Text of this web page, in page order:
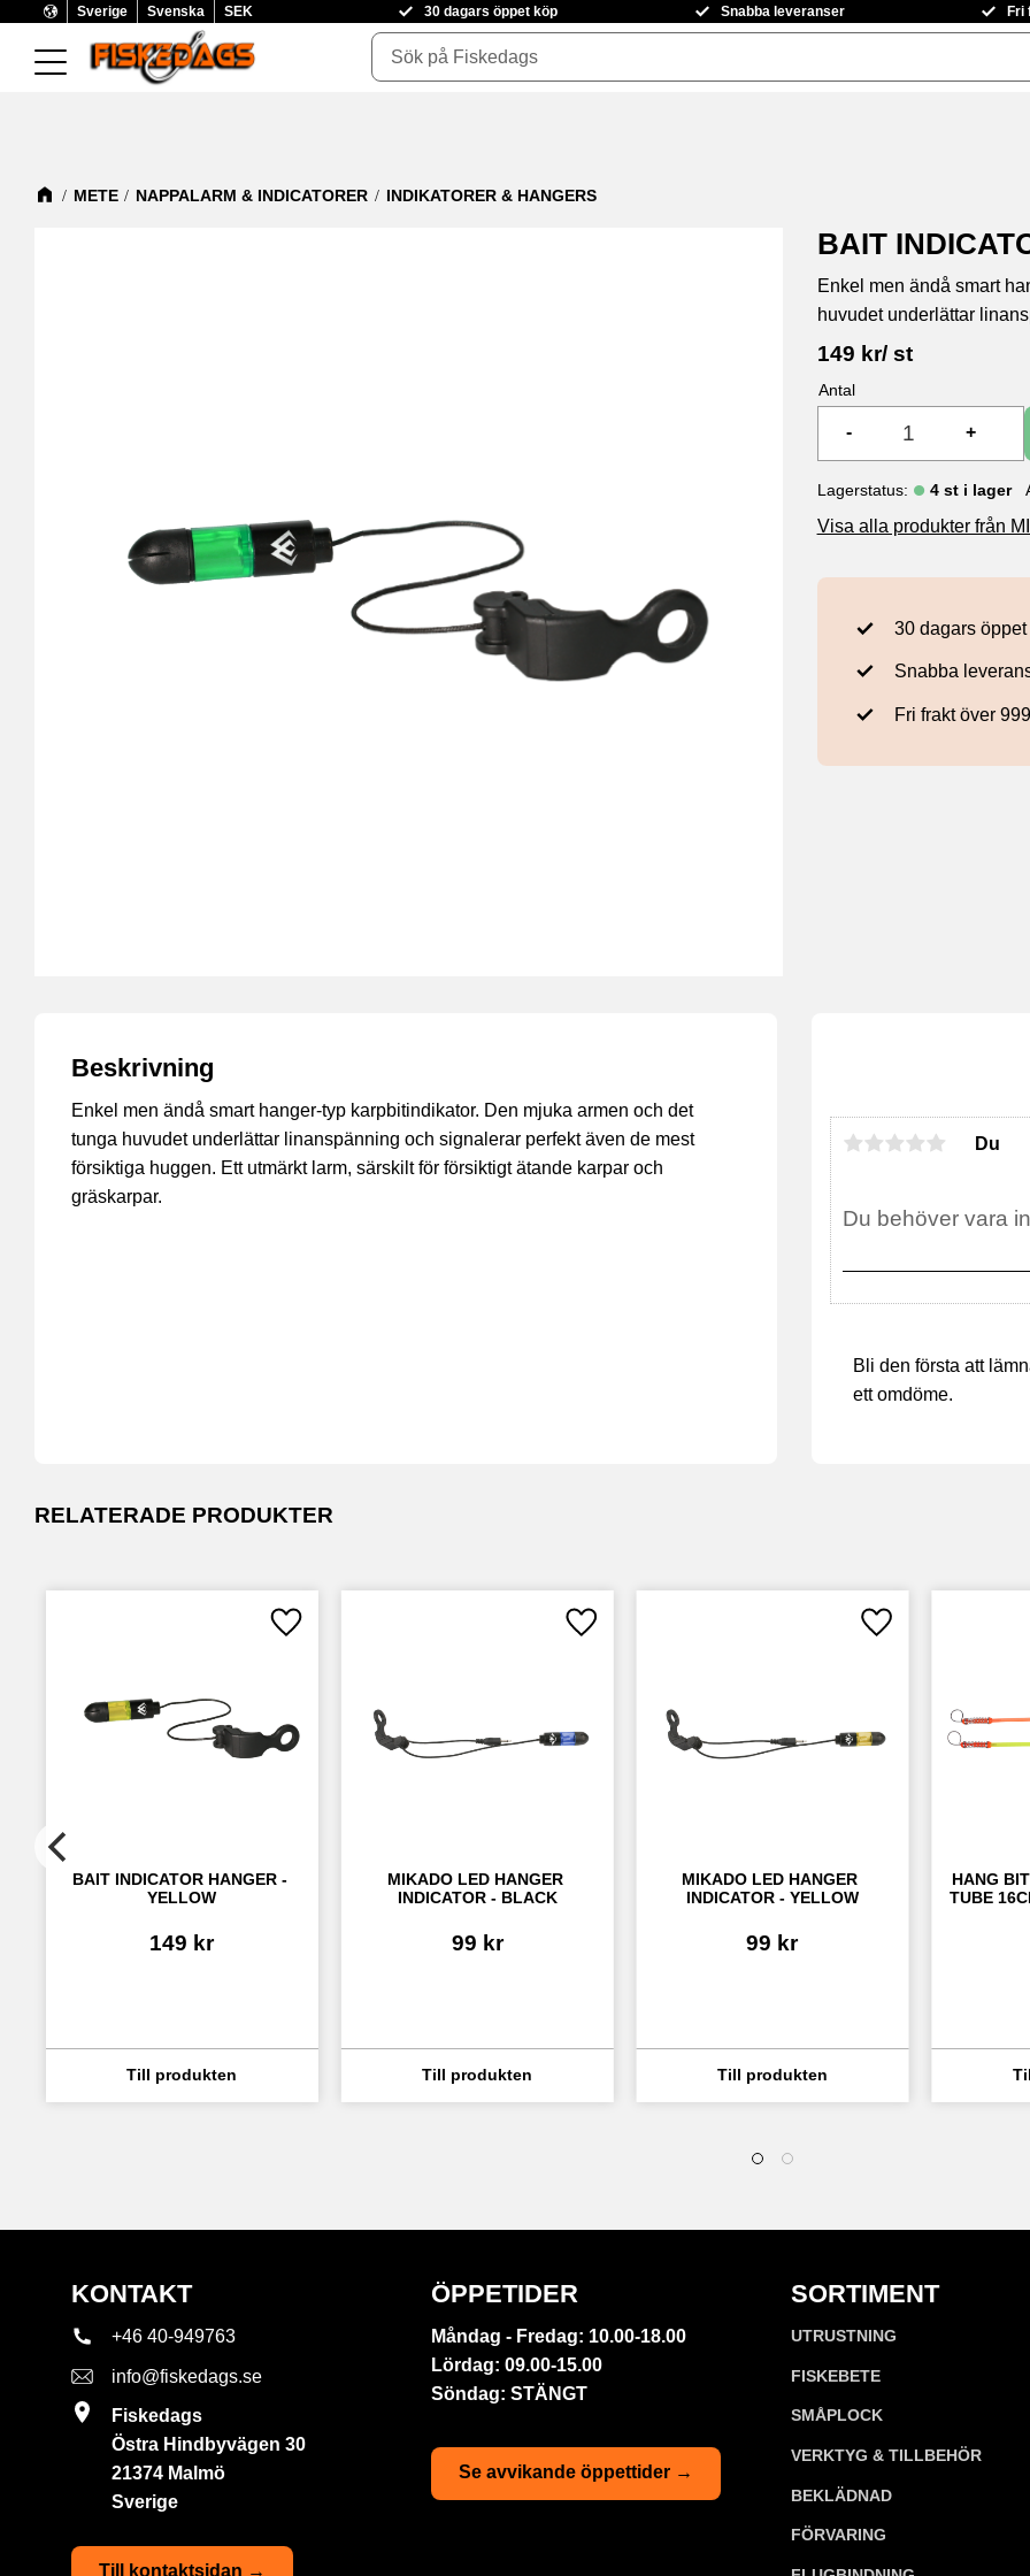
Sverige Svenska SEK 30 dagars öppet köp Snabba leveranser Fri
METE NAPPALARM & INDICATORER INDIKATORER & HANGERS
BAIT
Enkel men ändå smart
huvudet underlättar
149 kr/ st
Antal
+
-
Lagerstatus 4 st i lager
Visa alla produkter från
30 dagars öppet
Snabba
Fri frakt över
Beskrivning
Enkel men ändå smart hanger-typ karpbitindikator. Den mjuka armen och det
tunga huvudet underlättar linanspänning och signalerar perfekt även de mest
försiktiga huggen. Ett utmärkt larm, särskilt för försiktigt ätande karpar och
gräskarpar.
Du
Bli den första att
ett omdöme.
RELATERADE PRODUKTER
BAIT INDICATOR HANGER -
YELLOW
149 kr
Lägg till i favoriter
MIKADO LED HANGER
INDICATOR - BLACK
99 kr
Lägg till i favoriter
MIKADO LED HANGER
INDICATOR - YELLOW
99 kr
Lägg till i favoriter
HANG
TUBE
KONTAKT
+46 40-949763
info@fiskedags.se
Fiskedags
Östra Hindbyvägen 30
21374 Malmö
Sverige
Till kontaktsidan →
ÖPPETIDER
Måndag - Fredag: 10.00-18.00
Lördag: 09.00-15.00
Söndag: STÄNGT
Se avvikande öppettider →
SORTIMENT
UTRUSTNING
FISKEBETE
SMÅPLOCK
VERKTYG & TILLBEHÖR
BEKLÄDNAD
FÖRVARING